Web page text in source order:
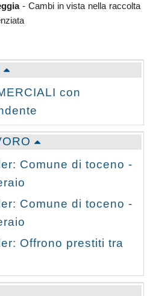
- Cambi in vista nella raccolta
con
Comune di toceno -
Comune di toceno -
Offrono prestiti tra